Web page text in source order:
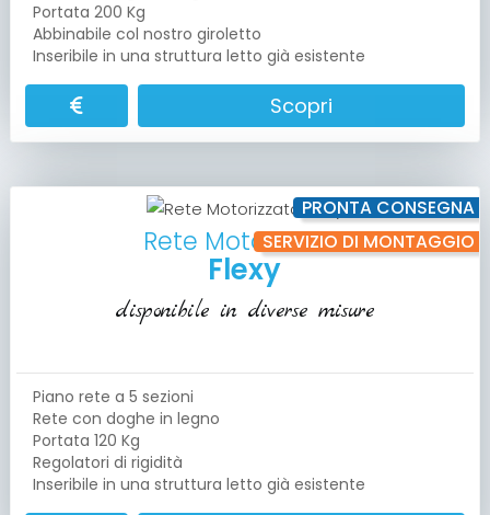
Portata 200 Kg
Abbinabile col nostro giroletto
Inseribile in una struttura letto già esistente
Scopri
PRONTA CONSEGNA
SERVIZIO DI MONTAGGIO
Rete Motorizzata
Flexy
disponibile in diverse misure
Piano rete a 5 sezioni
Rete con doghe in legno
Portata 120 Kg
Regolatori di rigidità
Inseribile in una struttura letto già esistente